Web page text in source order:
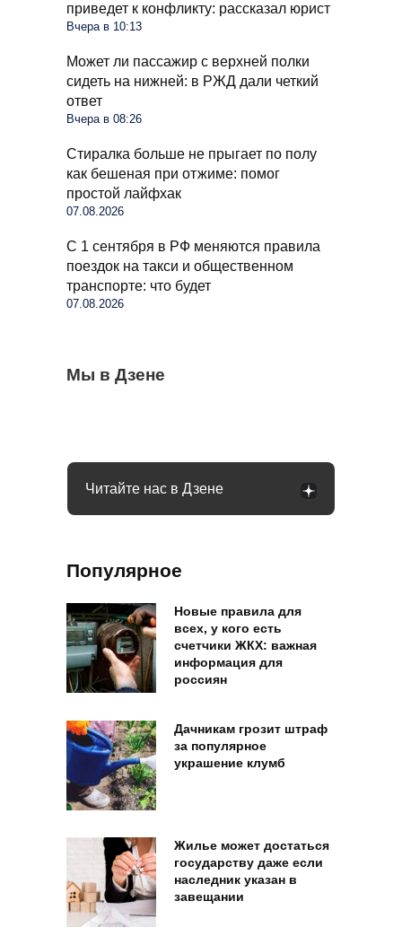
приведет к конфликту: рассказал юрист
Вчера в 10:13
Может ли пассажир с верхней полки
сидеть на нижней: в РЖД дали четкий
ответ
Вчера в 08:26
Стиралка больше не прыгает по полу
как бешеная при отжиме: помог
простой лайфхак
07.08.2026
С 1 сентября в РФ меняются правила
поездок на такси и общественном
транспорте: что будет
07.08.2026
Мы в Дзене
Когда можно выезжать на пешеходный
переход, а когда нужно ждать: что говорит
Бывший продавец выдала уловки
Семьи в России получат до 200 тысяч
Читайте нас в Дзене
Популярное
Новые правила для
всех, у кого есть
счетчики ЖКХ: важная
информация для
россиян
Дачникам грозит штраф
за популярное
украшение клумб
Жилье может достаться
государству даже если
наследник указан в
завещании